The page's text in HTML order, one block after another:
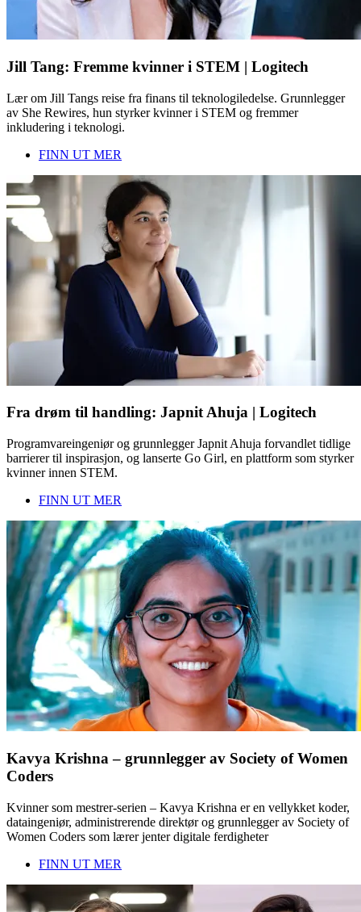
Jill Tang: Fremme kvinner i STEM | Logitech
Lær om Jill Tangs reise fra finans til teknologiledelse. Grunnlegger
av She Rewires, hun styrker kvinner i STEM og fremmer
inkludering i teknologi.
FINN UT MER
Fra drøm til handling: Japnit Ahuja | Logitech
Programvareingeniør og grunnlegger Japnit Ahuja forvandlet tidlige
barrierer til inspirasjon, og lanserte Go Girl, en plattform som styrker
kvinner innen STEM.
FINN UT MER
Kavya Krishna – grunnlegger av Society of Women
Coders
Kvinner som mestrer-serien – Kavya Krishna er en vellykket koder,
dataingeniør, administrerende direktør og grunnlegger av Society of
Women Coders som lærer jenter digitale ferdigheter
FINN UT MER